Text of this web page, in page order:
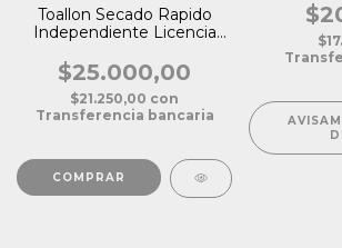
Toallon Secado Rapido
Independiente Licencia
$25.000,00
$21.250,00 con
Transferencia bancaria